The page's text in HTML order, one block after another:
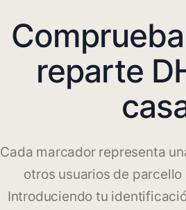
reparte
Cada marcador representa
otros usuarios de
Introduciendo tu